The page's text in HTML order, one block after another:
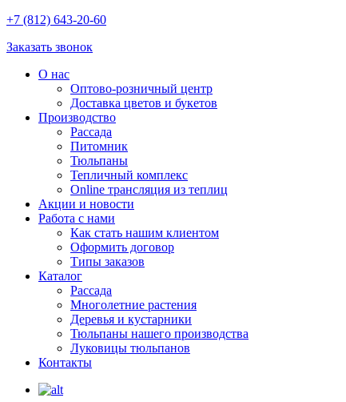
+7 (812) 643-20-60
Заказать звонок
О нас
Оптово-розничный центр
Доставка цветов и букетов
Производство
Рассада
Питомник
Тюльпаны
Тепличный комплекс
Online трансляция из теплиц
Акции и новости
Работа с нами
Как стать нашим клиентом
Оформить договор
Типы заказов
Каталог
Рассада
Многолетние растения
Деревья и кустарники
Тюльпаны нашего производства
Луковицы тюльпанов
Контакты